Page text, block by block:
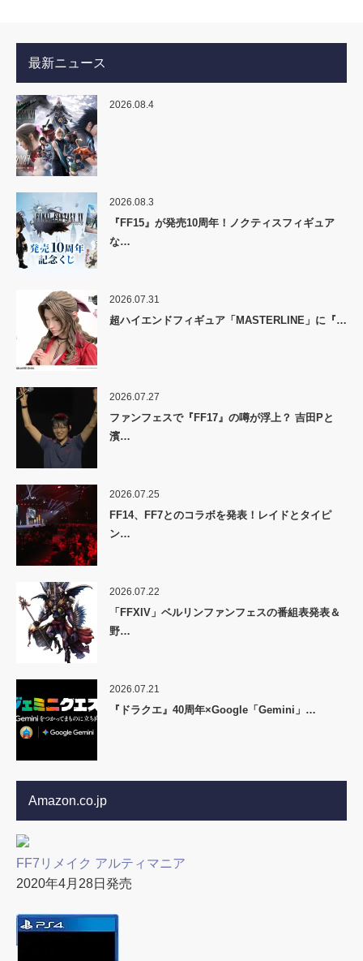
最新ニュース
2026.08.4
2026.08.3
『FF15』が発売10周年！ノクティスフィギュア
な…
2026.07.31
超ハイエンドフィギュア「MASTERLINE」に『…
2026.07.27
ファンフェスで『FF17』の噂が浮上？ 吉田Pと
濱…
2026.07.25
FF14、FF7とのコラボを発表！レイドとタイピ
ン…
2026.07.22
「FFXIV」ベルリンファンフェスの番組表発表＆
野…
2026.07.21
『ドラクエ』40周年×Google「Gemini」…
Amazon.co.jp
FF7リメイク アルティマニア
2020年4月28日発売